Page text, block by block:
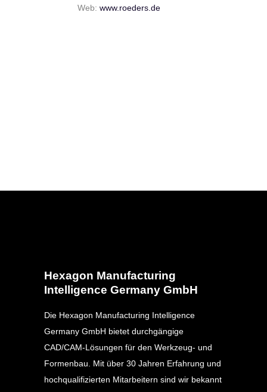
Web: www.roeders.de
Hexagon Manufacturing
Intelligence Germany GmbH
Die Hexagon Manufacturing Intelligence
Germany GmbH bietet durchgängige
CAD/CAM-Lösungen für den Werkzeug- und
Formenbau. Mit über 30 Jahren Erfahrung und
hochqualifizierten Mitarbeitern sind wir bekannt